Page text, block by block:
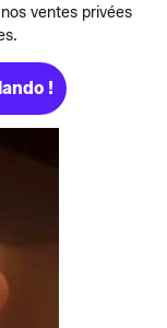
ventes privées
!